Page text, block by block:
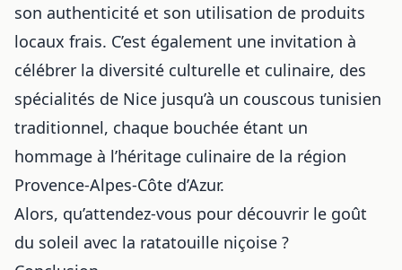
son authenticité et son utilisation de produits
locaux frais. C’est également une invitation à
célébrer la diversité culturelle et culinaire, des
spécialités de Nice jusqu’à un couscous tunisien
traditionnel, chaque bouchée étant un
hommage à l’héritage culinaire de la région
Provence-Alpes-Côte d’Azur.
Alors, qu’attendez-vous pour découvrir le goût
du soleil avec la ratatouille niçoise ?